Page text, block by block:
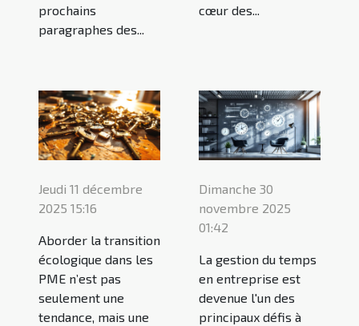
prochains
paragraphes des...
cœur des...
Jeudi 11 décembre
2025 15:16
Aborder la transition
écologique dans les
PME n’est pas
seulement une
tendance, mais une
Dimanche 30
novembre 2025
01:42
La gestion du temps
en entreprise est
devenue l'un des
principaux défis à